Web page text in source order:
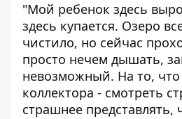
"Мой ребенок здесь
здесь купается. Озеро
чистило, но сейчас
просто нечем дышать,
невозможный. На то, что
коллектора - смотреть
страшнее представлять,